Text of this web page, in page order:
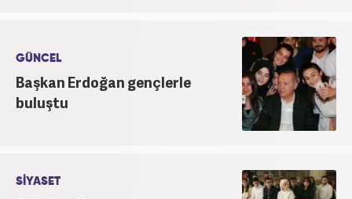
GÜNCEL
Başkan Erdoğan gençlerle
buluştu
SİYASET